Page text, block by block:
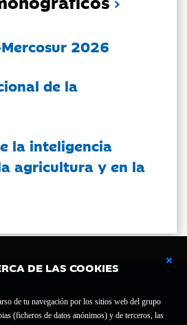
DE LAS COOKIES
de tu navegación por los sitios web del grupo
(ficheros de datos anónimos) y de terceros, las
2026
de la
la inteligencia
agricultura y en la